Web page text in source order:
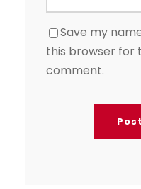
Save my
this browser for
comment.